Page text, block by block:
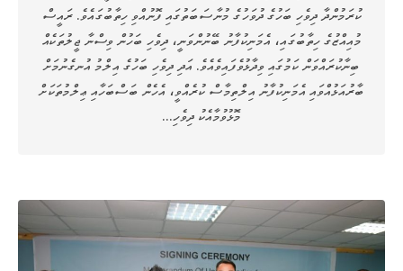
ކުރަމުންދާ ދިވެހި ބަހުގެ ދުވަހުގެ މުނާސަބަތުގައި ފޮނުއްވި ހިތާބުގައެވެ. ރައީސް
މުއިއްޒުގެ ހިތާބުގައި، އެމަނިކުފާނު ބޭނުންވަނީ، ދިވެހި ބަހުން ވިސްނާ ޖީލުތަކެއް
ބިނާކުރައްވަން ކަމުގައި ވިދާޅުވެފައިވެއެވެ. އަދި ދިވެހި ބަހުގެ އިލްމު އުނގެނުމަށް
ބާރުއަޅުއްވައި އެމަނިކުފާނު އިލްތިމާސް ކުރެއްވީ، އެހެން ބަސްބަހާއި ޢިލްމުތަކަށް
މޮޅުވުމާއެކު ދިވެހި…